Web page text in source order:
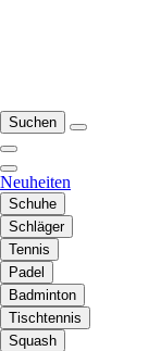
Suchen
Neuheiten
Schuhe
Schläger
Tennis
Padel
Badminton
Tischtennis
Squash